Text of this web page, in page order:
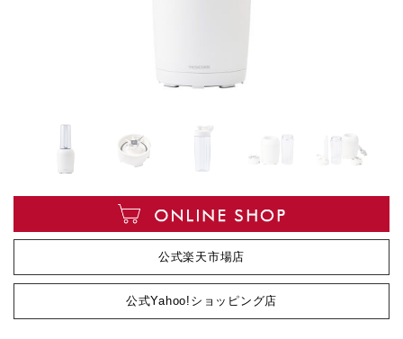
公式楽天市場店
公式Yahoo!ショッピング店